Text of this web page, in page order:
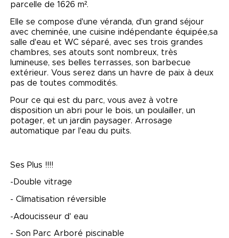
parcelle de 1626 m².
Elle se compose d'une véranda, d'un grand séjour
avec cheminée, une cuisine indépendante équipée,sa
salle d'eau et WC séparé, avec ses trois grandes
chambres, ses atouts sont nombreux, très
lumineuse, ses belles terrasses, son barbecue
extérieur. Vous serez dans un havre de paix à deux
pas de toutes commodités.
Pour ce qui est du parc, vous avez à votre
disposition un abri pour le bois, un poulailler, un
potager, et un jardin paysager. Arrosage
automatique par l'eau du puits.
Ses Plus !!!!
-Double vitrage
- Climatisation réversible
-Adoucisseur d' eau
- Son Parc Arboré piscinable